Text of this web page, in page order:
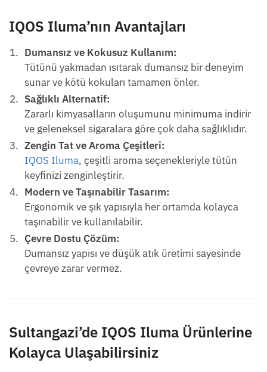
IQOS Iluma’nın Avantajları
Dumansız ve Kokusuz Kullanım:
Tütünü yakmadan ısıtarak dumansız bir deneyim
sunar ve kötü kokuları tamamen önler.
Sağlıklı Alternatif:
Zararlı kimyasalların oluşumunu minimuma indirir
ve geleneksel sigaralara göre çok daha sağlıklıdır.
Zengin Tat ve Aroma Çeşitleri:
IQOS Iluma, çeşitli aroma seçenekleriyle tütün
keyfinizi zenginleştirir.
Modern ve Taşınabilir Tasarım:
Ergonomik ve şık yapısıyla her ortamda kolayca
taşınabilir ve kullanılabilir.
Çevre Dostu Çözüm:
Dumansız yapısı ve düşük atık üretimi sayesinde
çevreye zarar vermez.
Sultangazi’de IQOS Iluma Ürünlerine
Kolayca Ulaşabilirsiniz